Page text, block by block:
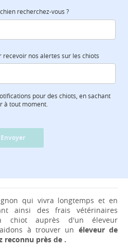
recherchez-vous ?
nos alertes sur les chiots
pour des chiots, en sachant
à tout moment.
Envoyer
qui vivra longtemps et en
ainsi des frais vétérinaires
chiot auprès d'un éleveur
à trouver un éleveur de
reconnu près de .